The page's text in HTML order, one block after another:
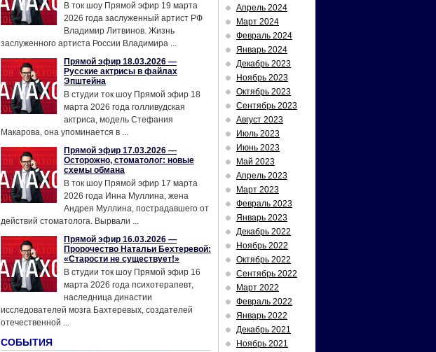
В ток шоу Прямой эфир 19 марта
2026 года заслуженный артист РФ
Владимир Литвинов. Жизнь
заслуженного артиста России Владимира ...
Прямой эфир 18.03.2026 —
Русские актрисы в файлах
Эпштейна
В студии ток шоу Прямой эфир 18
марта 2026 года голливудская
актриса, модель Стефания
Макарова, она упоминается в ...
Прямой эфир 17.03.2026 —
Осторожно, стоматолог: новые
схемы обмана
В ток шоу Прямой эфир 17 марта
2026 года Инна Муллина, жена
Андрея Муллина, пострадавшего от
действий стоматолога. Вырвали ...
Прямой эфир 16.03.2026 —
Пророчество Натальи Бехтеревой:
«Старости не существует!»
В студии ток шоу Прямой эфир 16
марта 2026 года психотерапевт,
наследница династии
исследователей мозга Бахтеревых, создателей
отечественной ...
СОБЫТИЯ
Апрель 2024
Март 2024
Февраль 2024
Январь 2024
Декабрь 2023
Ноябрь 2023
Октябрь 2023
Сентябрь 2023
Август 2023
Июль 2023
Июнь 2023
Май 2023
Апрель 2023
Март 2023
Февраль 2023
Январь 2023
Декабрь 2022
Ноябрь 2022
Октябрь 2022
Сентябрь 2022
Март 2022
Февраль 2022
Январь 2022
Декабрь 2021
Ноябрь 2021